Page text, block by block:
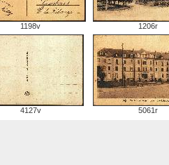
1198v 1206r
4127v 5061r